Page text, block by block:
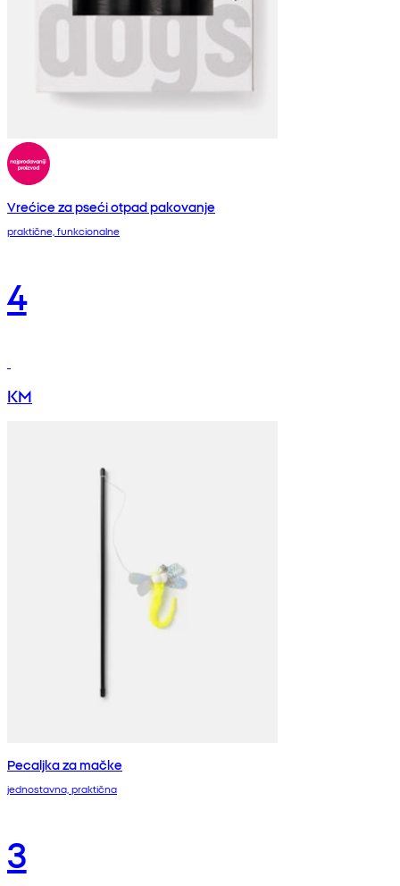
Vrećice za pseći otpad pakovanje
praktične, funkcionalne
4
KM
Pecaljka za mačke
jednostavna, praktična
3